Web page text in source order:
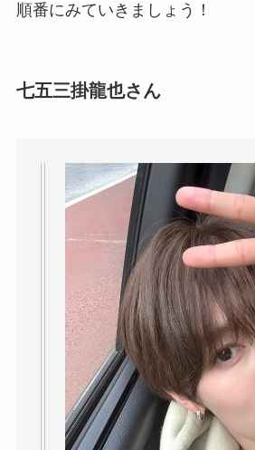
順番にみていきましょう！
七五三掛龍也さん